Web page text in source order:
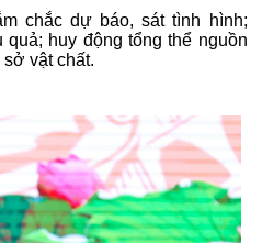
chắc dự báo, sát tình hình;
huy động tổng thể nguồn
vật chất.